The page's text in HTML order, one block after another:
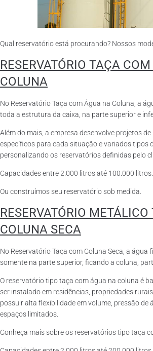
Qual reservatório está procurando? Nossos
RESERVATÓRIO TAÇA
COLUNA
No Reservatório Taça com Água na Coluna, a
toda a estrutura da caixa, na parte superior e
Além do mais, a empresa desenvolve projetos
específicos para cada situação e variados tipos
personalizando os reservatórios definidas pelo
Capacidades entre 2.000 litros até 100.000 litros.
Ou construímos seu reservatório sob medida.
RESERVATÓRIO METÁLICO
COLUNA SECA
No Reservatório Taça com Coluna Seca, a água
somente na parte superior, ficando a coluna,
O reservatório tipo taça com água na coluna é
ser instalado em residências, propriedades
possuir alta flexibilidade em volume, pressão de
espaços limitados.
Conheça mais sobre os reservatórios tipo taça